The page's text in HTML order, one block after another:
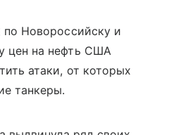
по Новороссийску и
цен на нефть США
атаки, от которых
танкеры.